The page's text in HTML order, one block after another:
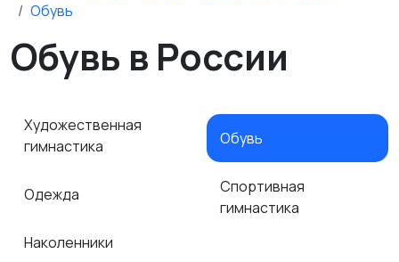
Обувь
Обувь в России
Художественная
гимнастика
Одежда
Наколенники
Обувь
Спортивная
гимнастика